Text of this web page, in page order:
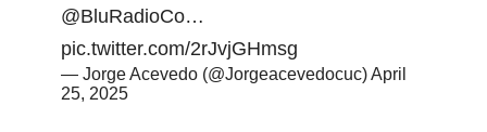
@BluRadioCo…
pic.twitter.com/2rJvjGHmsg
— Jorge Acevedo (@Jorgeacevedocuc)April
25, 2025